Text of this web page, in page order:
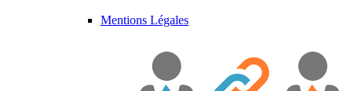
Mentions Légales